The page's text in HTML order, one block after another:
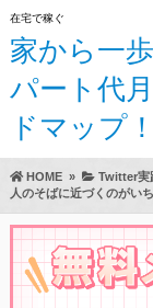
在宅で稼ぐ
家から一
パート代
ドマップ！
HOME» Twitter実
人のそばに近づくのがい